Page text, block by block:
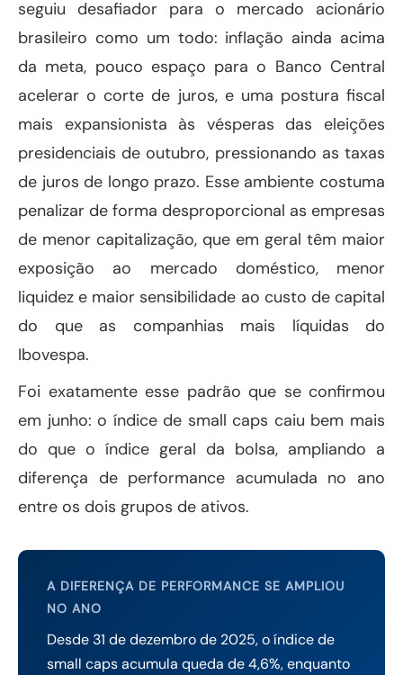
seguiu desafiador para o mercado acionário
brasileiro como um todo: inflação ainda acima
da meta, pouco espaço para o Banco Central
acelerar o corte de juros, e uma postura fiscal
mais expansionista às vésperas das eleições
presidenciais de outubro, pressionando as taxas
de juros de longo prazo. Esse ambiente costuma
penalizar de forma desproporcional as empresas
de menor capitalização, que em geral têm maior
exposição ao mercado doméstico, menor
liquidez e maior sensibilidade ao custo de capital
do que as companhias mais líquidas do
Ibovespa.
Foi exatamente esse padrão que se confirmou
em junho: o índice de small caps caiu bem mais
do que o índice geral da bolsa, ampliando a
diferença de performance acumulada no ano
entre os dois grupos de ativos.
A DIFERENÇA DE PERFORMANCE SE AMPLIOU
NO ANO
Desde 31 de dezembro de 2025, o índice de
small caps acumula queda de 4,6%, enquanto